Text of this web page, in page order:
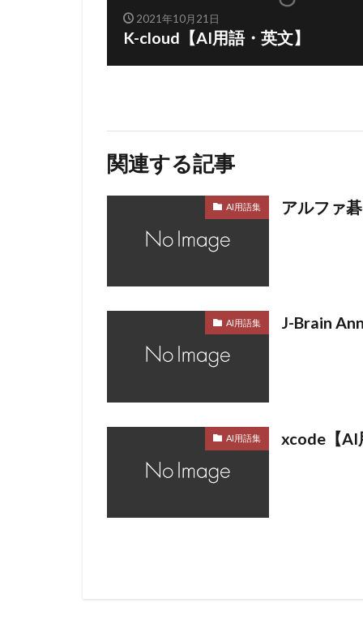
2021年10月21日
K-cloud【AI用語・英文】
関連する記事
AI用語集 アルファ
AI用語集 J-Brain
AI用語集 xcode【AI